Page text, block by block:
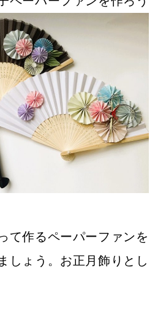
て作るペーパーファンを
しょう。お正月飾りとし